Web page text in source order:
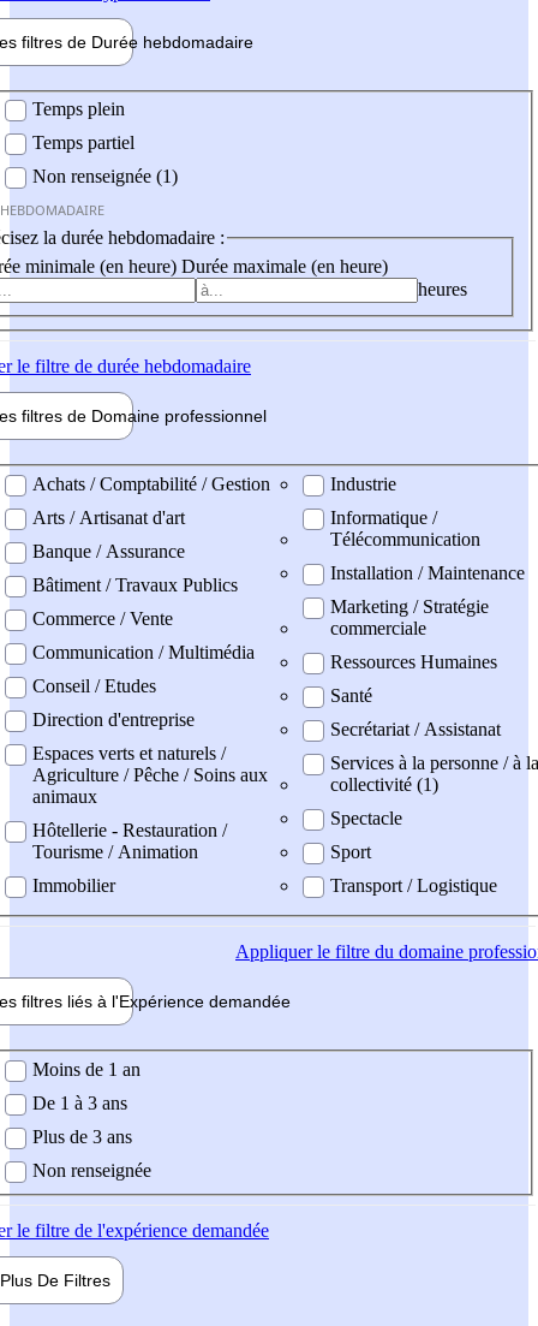
filtres de Durée hebdomadaire
Temps plein
Temps partiel
Non renseignée (1)
la durée hebdomadaire :
minimale (en heure) Durée maximale (en heure)
heures
le filtre de durée hebdomadaire
filtres de Domaine professionnel
professionel
Achats / Comptabilité / Gestion
Arts / Artisanat d'art
Banque / Assurance
Bâtiment / Travaux Publics
Commerce / Vente
Communication / Multimédia
Conseil / Etudes
Direction d'entreprise
Espaces verts et naturels /
Agriculture / Pêche / Soins aux
animaux
Hôtellerie - Restauration /
Tourisme / Animation
Immobilier
Industrie
Informatique /
Télécommunication
Installation / Maintenance
Marketing / Stratégie
commerciale
Ressources Humaines
Santé
Secrétariat / Assistanat
Services à la personne / à la
collectivité (1)
Spectacle
Sport
Transport / Logistique
Appliquerle filtre du domaine
filtres liés à l'Expérience demandée
demandée
Moins de 1 an
De 1 à 3 ans
Plus de 3 ans
Non renseignée
le filtre de l'expérience demandée
Plus De Filtres